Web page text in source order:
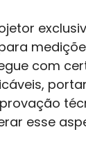
com
esse